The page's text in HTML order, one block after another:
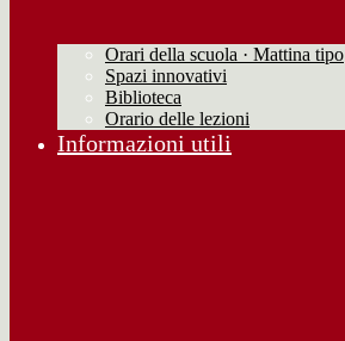
Orari della scuola · Mattina tipo
Spazi innovativi
Biblioteca
Orario delle lezioni
Informazioni utili